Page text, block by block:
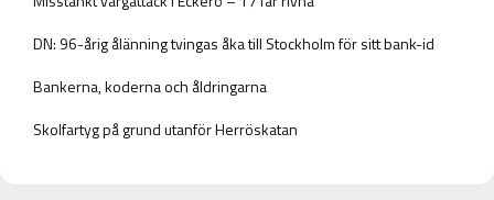
DN: 96-årig ålänning tvingas åka till Stockholm för sitt bank-id
Bankerna, koderna och åldringarna
Skolfartyg på grund utanför Herröskatan